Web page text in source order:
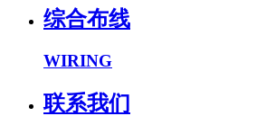
综合布线
WIRING
联系我们